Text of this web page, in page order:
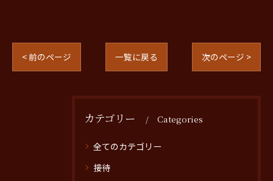
< 前のページ 一覧に戻る 次のページ >
カテゴリー Categories
全てのカテゴリー
接待